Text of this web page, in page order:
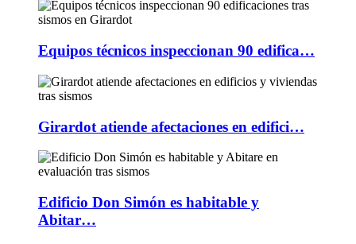
Equipos técnicos inspeccionan 90 edifica…
Girardot atiende afectaciones en edifici…
Edificio Don Simón es habitable y
Abitar…